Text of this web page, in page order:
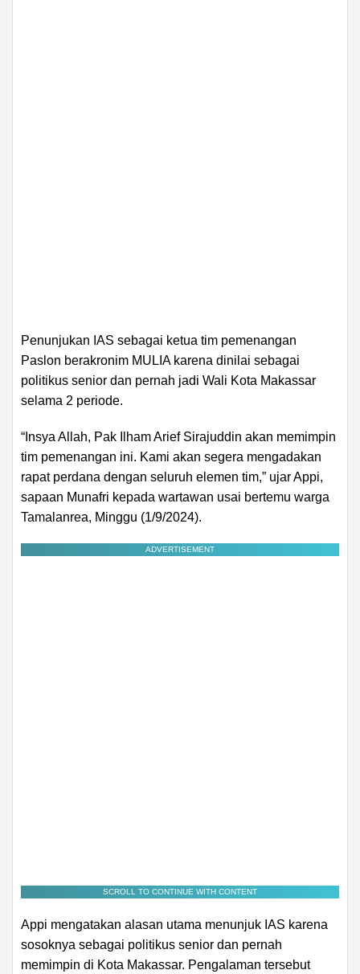
Penunjukan IAS sebagai ketua tim pemenangan
Paslon berakronim MULIA karena dinilai sebagai
politikus senior dan pernah jadi Wali Kota Makassar
selama 2 periode.
“Insya Allah, Pak Ilham Arief Sirajuddin akan memimpin
tim pemenangan ini. Kami akan segera mengadakan
rapat perdana dengan seluruh elemen tim,” ujar Appi,
sapaan Munafri kepada wartawan usai bertemu warga
Tamalanrea, Minggu (1/9/2024).
ADVERTISEMENT
SCROLL TO CONTINUE WITH CONTENT
Appi mengatakan alasan utama menunjuk IAS karena
sosoknya sebagai politikus senior dan pernah
memimpin di Kota Makassar. Pengalaman tersebut